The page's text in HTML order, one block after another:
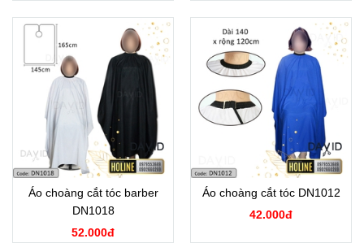
Áo choàng cắt tóc barber
DN1018
52.000đ
Áo choàng cắt tóc DN1012
42.000đ